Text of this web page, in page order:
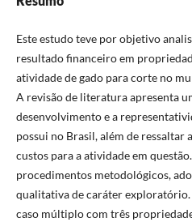
Este estudo teve por objetivo
resultado financeiro em
atividade de gado para corte no
A revisão de literatura apresenta
desenvolvimento e a
possui no Brasil, além de ressaltar
custos para a atividade em
procedimentos metodológicos,
qualitativa de caráter
caso múltiplo com três